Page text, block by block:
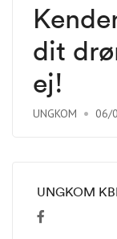
dit
ej!
UNGKOM 06/
UNGKOM